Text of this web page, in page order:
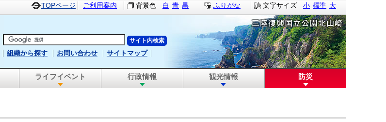
文字サイズ 小 標準 大
TOPページ ご利用案内 背景色 白 青 黒 ふりがな
組織から探す お問い合わせ サイトマップ
ライフイベント 行政情報 観光情報 防災